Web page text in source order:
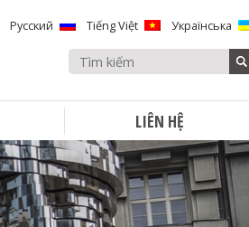
Русский Tiếng Việt Українська
LIÊN HỆ